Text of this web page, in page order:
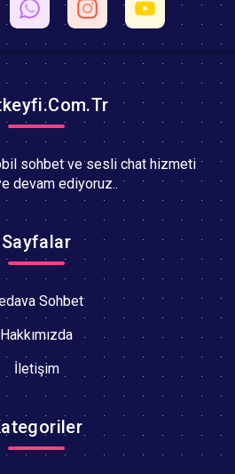
sohbet ve sesli chat hizmeti
devam ediyoruz..
Sayfalar
Sohbet
Hakkımızda
İletişim